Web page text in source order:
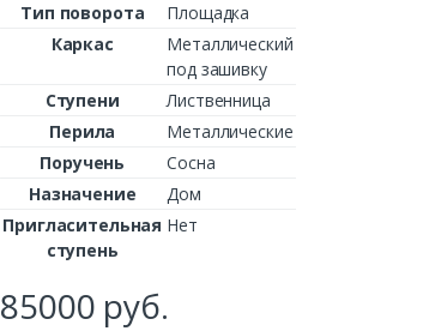
Тип поворота
Площадка
Каркас
Металлический
под зашивку
Ступени
Лиственница
Перила
Металлические
Поручень
Сосна
Назначение
Дом
Пригласительная
ступень
Нет
85000 руб.